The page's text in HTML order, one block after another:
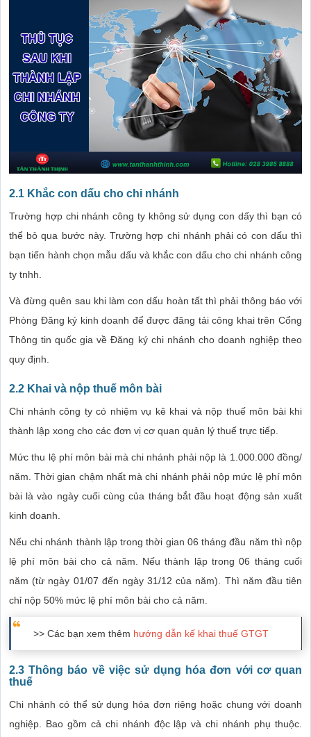
2.1 Khắc con dấu cho chi nhánh
Trường hợp chi nhánh công ty không sử dụng con dấy thì bạn có
thể bỏ qua bước này. Trường hợp chi nhánh phải có con dấu thì
bạn tiến hành chọn mẫu dấu và khắc con dấu cho chi nhánh công
ty tnhh.
Và đừng quên sau khi làm con dấu hoàn tất thì phải thông báo với
Phòng Đăng ký kinh doanh để được đăng tải công khai trên Cổng
Thông tin quốc gia về Đăng ký chi nhánh cho doanh nghiệp theo
quy định.
2.2 Khai và nộp thuế môn bài
Chi nhánh công ty có nhiệm vụ kê khai và nộp thuế môn bài khi
thành lập xong cho các đơn vị cơ quan quản lý thuế trực tiếp.
Mức thu lệ phí môn bài mà chi nhánh phải nộp là 1.000.000 đồng/
năm. Thời gian chậm nhất mà chi nhánh phải nộp mức lệ phí môn
bài là vào ngày cuối cùng của tháng bắt đầu hoạt động sản xuất
kinh doanh.
Nếu chi nhánh thành lập trong thời gian 06 tháng đầu năm thì nộp
lệ phí môn bài cho cả năm. Nếu thành lập trong 06 tháng cuối
năm (từ ngày 01/07 đến ngày 31/12 của năm). Thì năm đầu tiên
chỉ nộp 50% mức lệ phí môn bài cho cả năm.
>> Các bạn xem thêm hướng dẫn kế khai thuế GTGT
2.3 Thông báo về việc sử dụng hóa đơn với cơ quan
thuế
Chi nhánh có thể sử dụng hóa đơn riêng hoặc chung với doanh
nghiệp. Bao gồm cả chi nhánh độc lập và chi nhánh phụ thuộc.